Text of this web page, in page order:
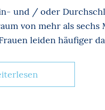
und / oder
von mehr als sechs
leiden häufiger